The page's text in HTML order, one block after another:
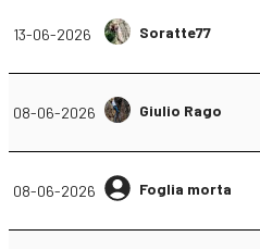
13-06-2026 Soratte77
08-06-2026 Giulio Rago
08-06-2026 Foglia morta